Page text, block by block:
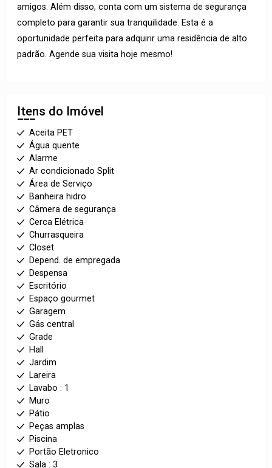
amigos. Além disso, conta com um sistema de segurança
completo para garantir sua tranquilidade. Esta é a
oportunidade perfeita para adquirir uma residência de alto
padrão. Agende sua visita hoje mesmo!
Itens do Imóvel
Aceita PET
Água quente
Alarme
Ar condicionado Split
Área de Serviço
Banheira hidro
Câmera de segurança
Cerca Elétrica
Churrasqueira
Closet
Depend. de empregada
Despensa
Escritório
Espaço gourmet
Garagem
Gás central
Grade
Hall
Jardim
Lareira
Lavabo : 1
Muro
Pátio
Peças amplas
Piscina
Portão Eletronico
Sala : 3